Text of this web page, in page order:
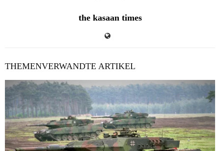
the kasaan times
THEMENVERWANDTE ARTIKEL